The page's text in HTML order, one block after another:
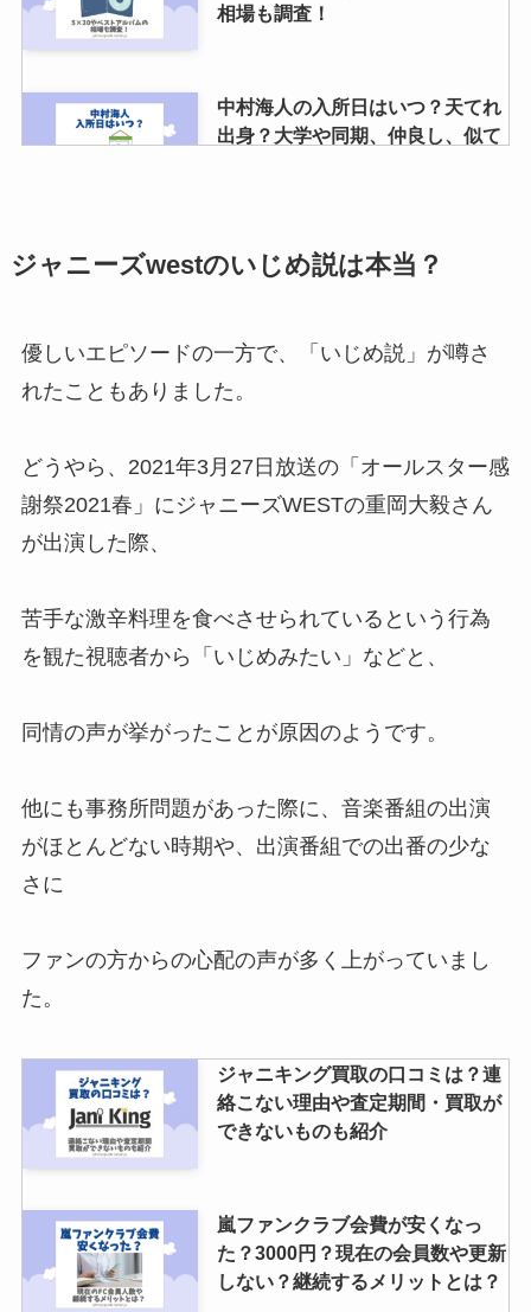
した理由と現在は？大倉が脱退す
る噂は本当？
相場も調査！
中村海人の入所日はいつ？天てれ
出身？大学や同期、仲良し、似て
品川プリンスホテル【クラブex】
座席からの見え方は？劇場までの
kat-tunのメンカラを紹介！初期メ
やオレンジは誰？
したYouTubeチャンネル名も紹
介！
体重は？佐野晶哉・末澤誠也・小
ているかも調査
の値段も紹介！
ジャニーズwestのいじめ説は本当？
優しいエピソードの一方で、「いじめ説」が噂さ
れたこともありました。
どうやら、2021年3月27日放送の「オールスター感
謝祭2021春」にジャニーズWESTの重岡大毅さん
が出演した際、
苦手な激辛料理を食べさせられているという行為
を観た視聴者から「いじめみたい」などと、
同情の声が挙がったことが原因のようです。
他にも事務所問題があった際に、音楽番組の出演
がほとんどない時期や、出演番組での出番の少な
さに
ファンの方からの心配の声が多く上がっていまし
た。
ジャニキング買取の口コミは？連
絡こない理由や査定期間・買取が
できないものも紹介
嵐ファンクラブ会費が安くなっ
た？3000円？現在の会員数や更新
しない？継続するメリットとは？